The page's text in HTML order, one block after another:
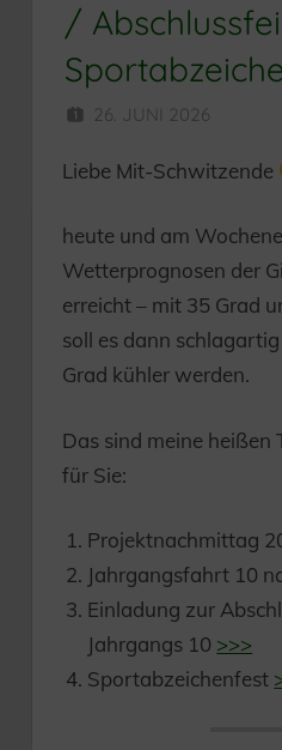
/
26. JUNI 2026
Liebe Mit-Schwitzende
heute und am
Wetterprognosen der
erreicht – mit 35 Grad
soll es dann
Grad kühler werden.
Das sind meine heißen
für Sie:
Projektnachmittag
Jahrgangsfahrt 10
Einladung zur
Jahrgangs 10 >>>
Sportabzeichenfest